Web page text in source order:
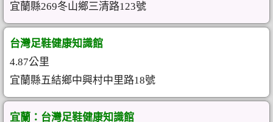
宜蘭縣269冬山鄉三清路123號
台灣足鞋健康知識館
4.87公里
宜蘭縣五結鄉中興村中里路18號
宜蘭：台灣足鞋健康知識館